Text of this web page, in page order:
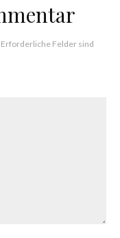
Erforderliche Felder sind